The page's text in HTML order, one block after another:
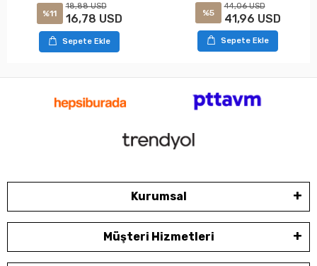
%11
18,88 USD
16,78 USD
Sepete Ekle
%5
44,06 USD
41,96 USD
Sepete Ekle
Kurumsal
Müşteri Hizmetleri